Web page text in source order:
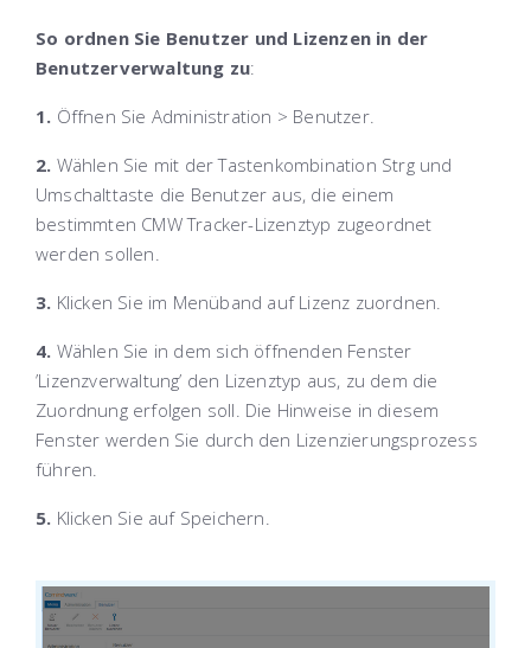
So ordnen Sie Benutzer und Lizenzen in der
Benutzerverwaltung zu:
1. Öffnen Sie Administration > Benutzer.
2. Wählen Sie mit der Tastenkombination Strgund
Umschalttaste die Benutzer aus, die einem
bestimmten CMW Tracker-Lizenztyp zugeordnet
werden sollen.
3. Klicken Sie im Menüband auf Lizenz zuordnen
4. Wählen Sie in dem sich öffnenden Fenster
’Lizenzverwaltung’ den Lizenztyp aus, zu dem die
Zuordnung erfolgen soll. Die Hinweise in diesem
Fenster werden Sie durch den Lizenzierungsprozess
führen.
5. Klicken Sie auf Speichern